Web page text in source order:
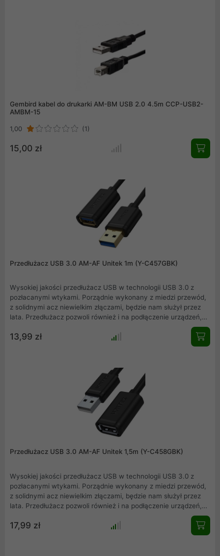
Gembird kabel do drukarki AM-BM USB 2.0 4.5m CCP-USB2-
AMBM-15
1,00 (1)
15,00 zł
Przedłużacz USB 3.0 AM-AF Unitek 1m (Y-C457GBK)
Wysokiej jakości przedłużacz USB w technologii USB 3.0 z
pozłacanymi wtykami. Porządnie wykonany z miedzi przewód,
z solidnymi acz niewielkim złączami, będzie nam służył przez
lata. Przedłużacz pozwoli również i na podłączenie urządzeń,
które mają standard USB 2.0 takich jak myszki, klawiatury,
pendrive.
13,99 zł
Przedłużacz USB 3.0 AM-AF Unitek 1,5m (Y-C458GBK)
Wysokiej jakości przedłużacz USB w technologii USB 3.0 z
pozłacanymi wtykami. Porządnie wykonany z miedzi przewód,
z solidnymi acz niewielkim złączami, będzie nam służył przez
lata. Przedłużacz pozwoli również i na podłączenie urządzeń,
które mają standard USB 2.0 takich jak myszki, klawiatury,
pendrive.
17,99 zł